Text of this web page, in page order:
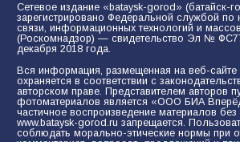
Сетевое издание «bataysk-gorod» (батайск-
зарегистрировано Федеральной службой по
связи, информационных технологий и
(Роскомнадзор) — свидетельство Эл №
декабря 2018 года.
Вся информация, размещенная на веб-сайте
охраняется в соответствии с
авторском праве. Представителем авторов
фотоматериалов является «ООО БИА
частичное воспроизведение материалов без
www.bataysk-gorod.ru запрещается.
соблюдать морально-этические нормы при